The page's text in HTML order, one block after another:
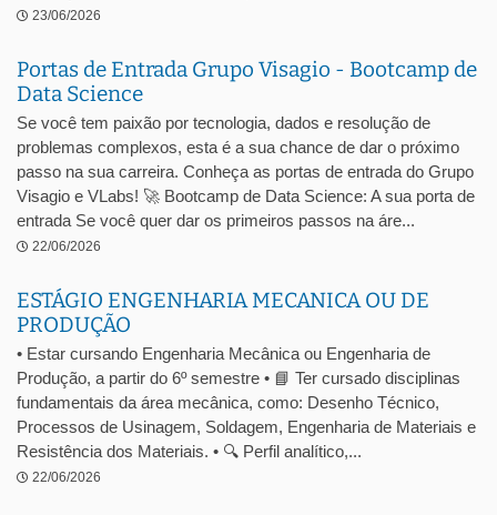
23/06/2026
Portas de Entrada Grupo Visagio - Bootcamp de
Data Science
Se você tem paixão por tecnologia, dados e resolução de
problemas complexos, esta é a sua chance de dar o próximo
passo na sua carreira. Conheça as portas de entrada do Grupo
Visagio e VLabs! 🚀 Bootcamp de Data Science: A sua porta de
entrada Se você quer dar os primeiros passos na áre...
22/06/2026
ESTÁGIO ENGENHARIA MECANICA OU DE
PRODUÇÃO
• Estar cursando Engenharia Mecânica ou Engenharia de
Produção, a partir do 6º semestre • 📘 Ter cursado disciplinas
fundamentais da área mecânica, como: Desenho Técnico,
Processos de Usinagem, Soldagem, Engenharia de Materiais e
Resistência dos Materiais. • 🔍 Perfil analítico,...
22/06/2026